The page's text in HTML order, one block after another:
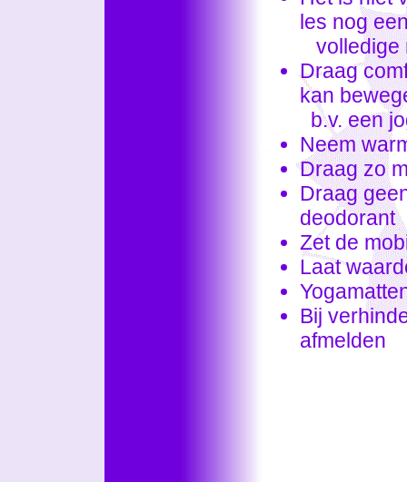
les nog
volledige
Draag
kan
b.v. een
Neem
Draag zo
Draag
deodorant
Zet de
Laat
Bij
afmelden